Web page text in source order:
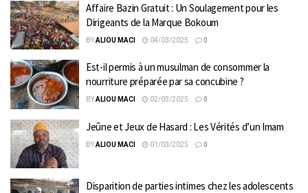
Affaire Bazin Gratuit : Un Soulagement pour les
Dirigeants de la Marque Bokoum
BYALIOU MACI 04/03/2025 0
Est-il permis à un musulman de consommer la
nourriture préparée par sa concubine ?
BYALIOU MACI 02/03/2025 0
Jeûne et Jeux de Hasard : Les Vérités d’un Imam
BYALIOU MACI 01/03/2025 0
Disparition de parties intimes chez les adolescents